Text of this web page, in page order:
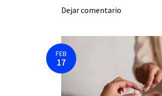
Dejar comentario
FEB
17